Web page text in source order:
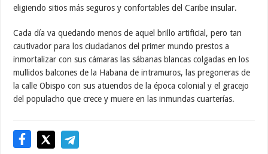
eligiendo sitios más seguros y confortables del Caribe insular.
Cada día va quedando menos de aquel brillo artificial, pero tan
cautivador para los ciudadanos del primer mundo prestos a
inmortalizar con sus cámaras las sábanas blancas colgadas en los
mullidos balcones de la Habana de intramuros, las pregoneras de
la calle Obispo con sus atuendos de la época colonial y el gracejo
del populacho que crece y muere en las inmundas cuarterías.